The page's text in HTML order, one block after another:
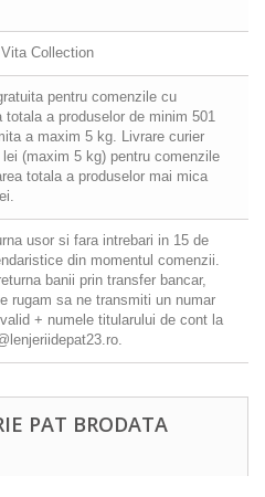
Collection
pentru comenzile cu
totala a produselor de minim 501
a maxim 5 kg. Livrare curier
lei (maxim 5 kg) pentru comenzile
totala a produselor mai mica
usor si fara intrebari in 15 de
din momentul comenzii.
banii prin transfer bancar,
rugam sa ne transmiti un numar
+ numele titularului de cont la
PAT BRODATA